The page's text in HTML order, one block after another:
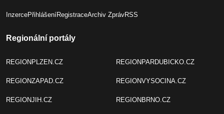
InzercePřihlášeníRegistraceArchiv ZprávRSS
Regionální portály
REGIONPLZEN.CZ
REGIONZAPAD.CZ
REGIONJIH.CZ
REGIONPARDUBICKO.CZ
REGIONVYSOCINA.CZ
REGIONBRNO.CZ